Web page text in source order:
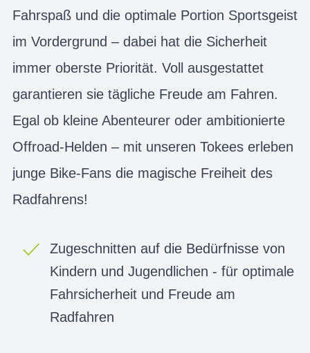
Fahrspaß und die optimale Portion Sportsgeist
im Vordergrund – dabei hat die Sicherheit
immer oberste Priorität. Voll ausgestattet
garantieren sie tägliche Freude am Fahren.
Egal ob kleine Abenteurer oder ambitionierte
Offroad-Helden – mit unseren Tokees erleben
junge Bike-Fans die magische Freiheit des
Radfahrens!
Zugeschnitten auf die Bedürfnisse von
Kindern und Jugendlichen - für optimale
Fahrsicherheit und Freude am
Radfahren